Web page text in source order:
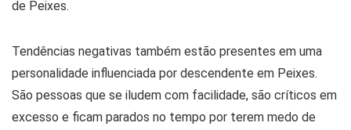
Tendências negativas também estão presentes em uma
personalidade influenciada por descendente em Peixes.
São pessoas que se iludem com facilidade, são críticos em
excesso e ficam parados no tempo por terem medo de